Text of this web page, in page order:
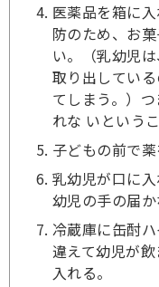
医薬品を箱に
防のため、お
い。（乳幼児
取り出してい
てしまう。）
れな いというこ
子どもの前で
乳幼児が口に
幼児の手の届
冷蔵庫に缶酎
違えて幼児が
入れる。